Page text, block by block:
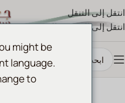
انتقل إلى التنقل
انتقل إلى المحتوى الرئيسي
might be
language.
to: